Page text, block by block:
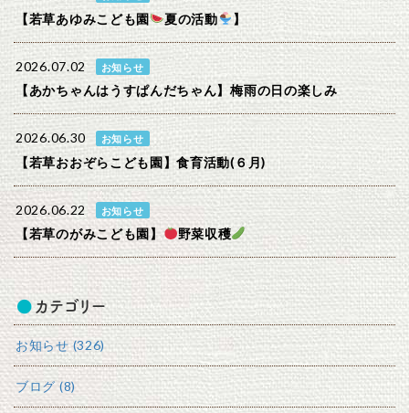
【若草あゆみこども園 夏の活動 】
2026.07.02 お知らせ
【あかちゃんはうすぱんだちゃん】梅雨の日の楽しみ
2026.06.30 お知らせ
【若草おおぞらこども園】食育活動(６月)
2026.06.22 お知らせ
【若草のがみこども園】 野菜収穫
カテゴリー
お知らせ (326)
ブログ (8)